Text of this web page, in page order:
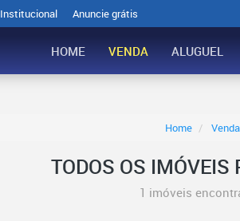
Institucional Anuncie grátis
HOME VENDA ALUGUEL
Home Venda
TODOS OS IMÓVEIS
1 imóveis